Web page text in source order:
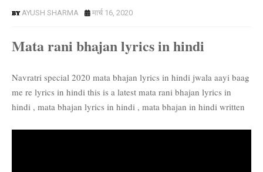
AYUSH SHARMA मार्च 16, 2020
Mata rani bhajan lyrics in hindi
Navratri special 2020 mata bhajan lyrics in hindi jwala aayi baag
me re lyrics in hindi this is a latest mata rani bhajan lyrics in
hindi , mata bhajan lyrics in hindi , mata bhajan in hindi written